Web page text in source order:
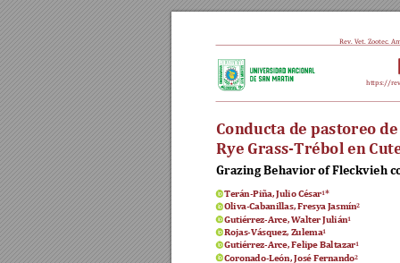
Rev. Vet. Zootec.
https://
Conducta de pastoreo
Rye Grass-Trébol en
Grazing Behavior of Fleckvieh
Terán-Piña, Julio César1*
Oliva-Cabanillas, Fresya Jasmín2
Gutiérrez-Arce, Walter Julián1
Rojas-Vásquez, Zulema1
Gutiérrez-Arce, Felipe Baltazar1
Coronado-León, José Fernando2